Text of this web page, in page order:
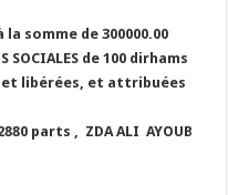
somme de 300000.00
SOCIALES de 100 dirhams
libérées, et attribuées
parts , ZDA ALI AYOUB